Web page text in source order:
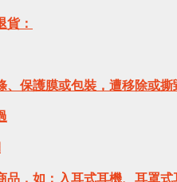
貨：
、保護膜或包裝，遭移除或撕
品，如：入耳式耳機、耳罩式